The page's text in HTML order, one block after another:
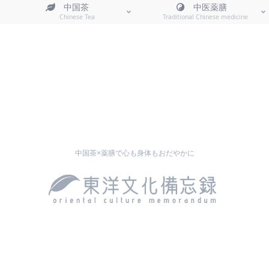
中国茶×薬膳で心も身体もおだやかに
中国茶
Chinese Tea
中医薬膳
Traditional Chinese medicine